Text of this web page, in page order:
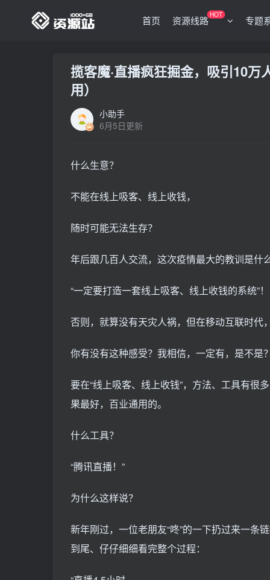
首页 资源线路HOT 专题
揽客魔·直播疯狂掘金，吸引10
用）
小助手
6月5日更新
什么生意？
不能在线上吸客、线上收钱，
随时可能无法生存？
年后跟几百人交流，这次疫情最大的教训是什
“一定要打造一套线上吸客、线上收钱的系统”！
否则，就算没有天灾人祸，但在移动互联时
你有没有这种感受？我相信，一定有，是不是？
要在“线上吸客、线上收钱”，方法、工具有很
果最好，百业通用的。
什么工具？
“腾讯直播！”
为什么这样说？
新年刚过，一位老朋友“咚”的一下扔过来一条
到尾、仔仔细细看完整个过程：